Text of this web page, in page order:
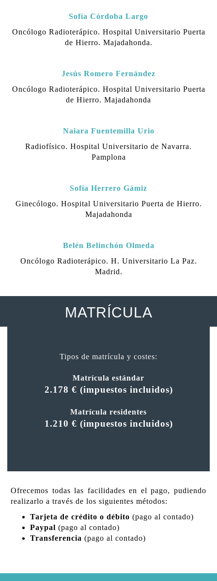
Sofía Córdoba Largo
Oncólogo Radioterápico. Hospital Universitario Puerta
de Hierro. Majadahonda.
Jesús Romero Fernández
Oncólogo Radioterápico. Hospital Universitario Puerta
de Hierro. Majadahonda
Naiara Fuentemilla Urio
Radiofísico. Hospital Universitario de Navarra.
Pamplona
Sofía Herrero Gámiz
Ginecólogo. Hospital Universitario Puerta de Hierro.
Majadahonda
Belén Belinchón Olmeda
Oncólogo Radioterápico. H. Universitario La Paz.
Madrid.
MATRÍCULA
Tipos de matrícula y costes:
Matrícula estándar
2.178 € (impuestos incluidos)
Matrícula residentes
1.210 € (impuestos incluidos)
Ofrecemos todas las facilidades en el pago, pudiendo
realizarlo a través de los siguientes métodos:
Tarjeta de crédito o débito (pago al contado)
Paypal (pago al contado)
Transferencia (pago al contado)